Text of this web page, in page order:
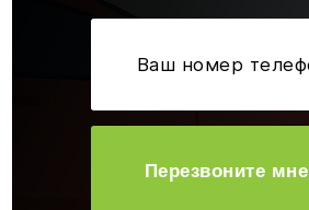
Перезвоните мне